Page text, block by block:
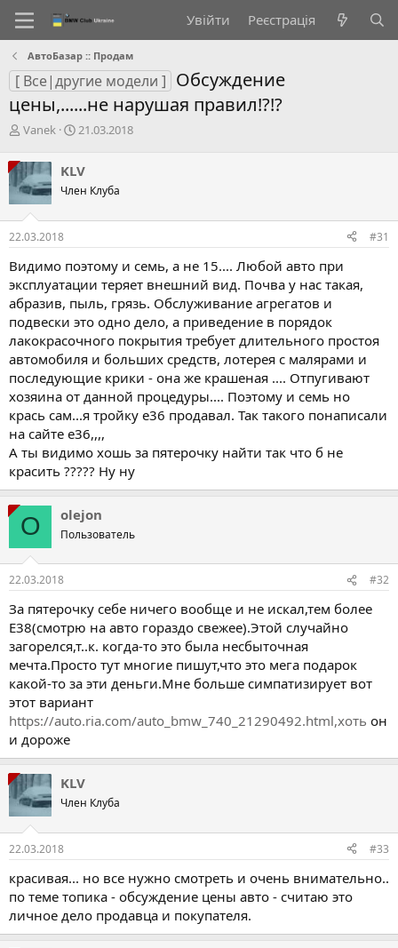
Увійти Реєстрація
АвтоБазар :: Продам
[ Все|другие модели ] Обсуждение
цены,......не нарушая правил!?!?
А
т
о
р
т
е
м
Vanek
Д
а
с
в
е
н
н
я
21.03.2018
KLV
Член Клуба
22.03.2018 #31
Видимо поэтому и семь, а не 15.... Любой авто при
эксплуатации теряет внешний вид. Почва у нас такая,
абразив, пыль, грязь. Обслуживание агрегатов и
подвески это одно дело, а приведение в порядок
лакокрасочного покрытия требует длительного простоя
автомобиля и больших средств, лотерея с малярами и
последующие крики - она же крашеная .... Отпугивают
хозяина от данной процедуры.... Поэтому и семь но
крась сам...я тройку е36 продавал. Так такого понаписали
на сайте е36,,,,
А ты видимо хошь за пятерочку найти так что б не
красить ????? Ну ну
O olejon
Пользователь
22.03.2018 #32
За пятерочку себе ничего вообще и не искал,тем более
Е38(смотрю на авто гораздо свежее).Этой случайно
загорелся,т..к. когда-то это была несбыточная
мечта.Просто тут многие пишут,что это мега подарок
какой-то за эти деньги.Мне больше симпатизирует вот
этот вариант
https://auto.ria.com/auto_bmw_740_21290492.html,хоть он
и дороже
KLV
Член Клуба
22.03.2018 #33
красивая... но все нужно смотреть и очень внимательно..
по теме топика - обсуждение цены авто - считаю это
личное дело продавца и покупателя.